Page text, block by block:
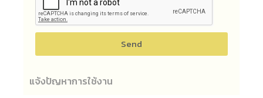
Send
แจ้งปัญหาการใช้งาน